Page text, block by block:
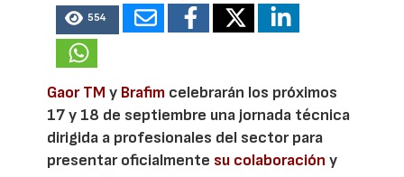
554
Gaor TM y Brafim celebrarán los próximos
17 y 18 de septiembre una jornada técnica
dirigida a profesionales del sector para
presentar oficialmente su colaboración y